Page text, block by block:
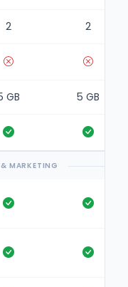
2 2
GB 5 GB
& MARKETING